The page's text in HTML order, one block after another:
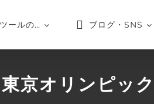
ールの… ブログ・SNS
京オリンピッ